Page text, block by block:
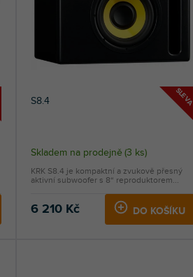
SLEVA
S8.4
Průměrné
produktu
5,0
Skladem na prodejně (3 ks)
6 210 Kč DO KOŠÍKU
KRK S8.4 je kompaktní a zvukově přesný
aktivní subwoofer s 8“ reproduktorem...